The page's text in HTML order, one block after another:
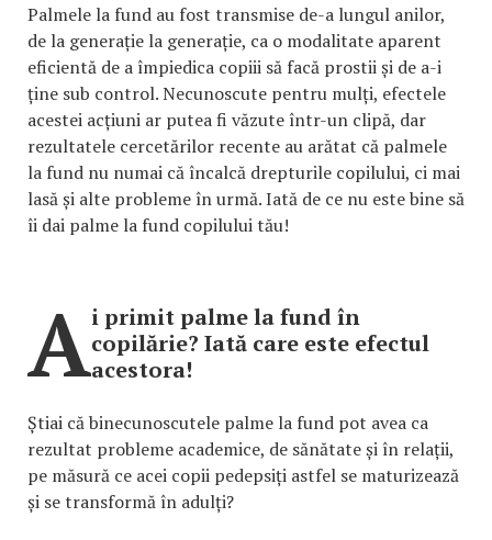
Palmele la fund au fost transmise de-a lungul anilor,
de la generație la generație, ca o modalitate aparent
eficientă de a împiedica copiii să facă prostii și de a-i
ține sub control. Necunoscute pentru mulți, efectele
acestei acțiuni ar putea fi văzute într-un clipă, dar
rezultatele cercetărilor recente au arătat că palmele
la fund nu numai că încalcă drepturile copilului, ci mai
lasă și alte probleme în urmă. Iată de ce nu este bine să
îi dai palme la fund copilului tău!
Ai primit palme la fund în
copilărie? Iată care este efectul
acestora!
Știai că binecunoscutele palme la fund pot avea ca
rezultat probleme academice, de sănătate și în relații,
pe măsură ce acei copii pedepsiți astfel se maturizează
și se transformă în adulți?